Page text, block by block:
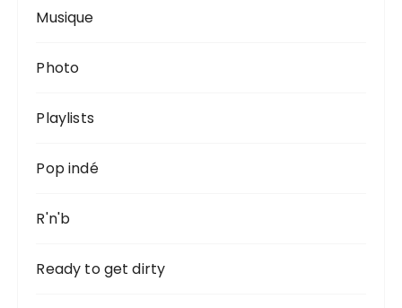
Musique
Photo
Playlists
Pop indé
R'n'b
Ready to get dirty